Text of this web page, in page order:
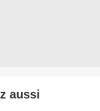
aussi